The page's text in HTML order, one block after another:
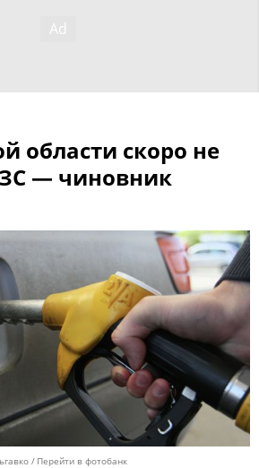
области скоро не
— чиновник
Перейти в фотобанк